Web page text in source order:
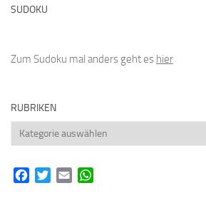
SUDOKU
Zum Sudoku mal anders geht es hier
RUBRIKEN
Rubriken
FacebookTwitterEmail